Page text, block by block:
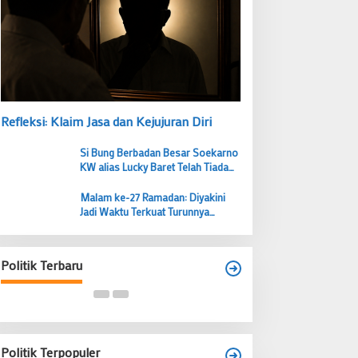
Refleksi: Klaim Jasa dan Kejujuran Diri
Si Bung Berbadan Besar Soekarno
KW alias Lucky Baret Telah Tiada
Malam ke-27 Ramadan: Diyakini
Jadi Waktu Terkuat Turunnya
Politik Terbaru
Kecamatan Tangerang Periode 2026–
2031
Di Banten, Politik
Politik Terpopuler